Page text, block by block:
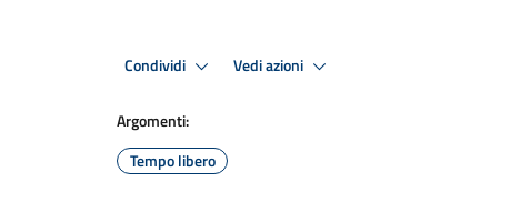
Condividi Vedi azioni
Argomenti:
Tempo libero